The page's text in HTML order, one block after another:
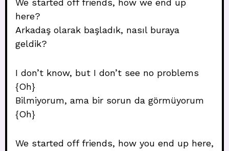
We started off friends, how we end up
here?
Arkadaş olarak başladık, nasıl buraya
geldik?
I don’t know, but I don’t see no problems
{Oh}
Bilmiyorum, ama bir sorun da görmüyorum
{Oh}
We started off friends, how you end up here,